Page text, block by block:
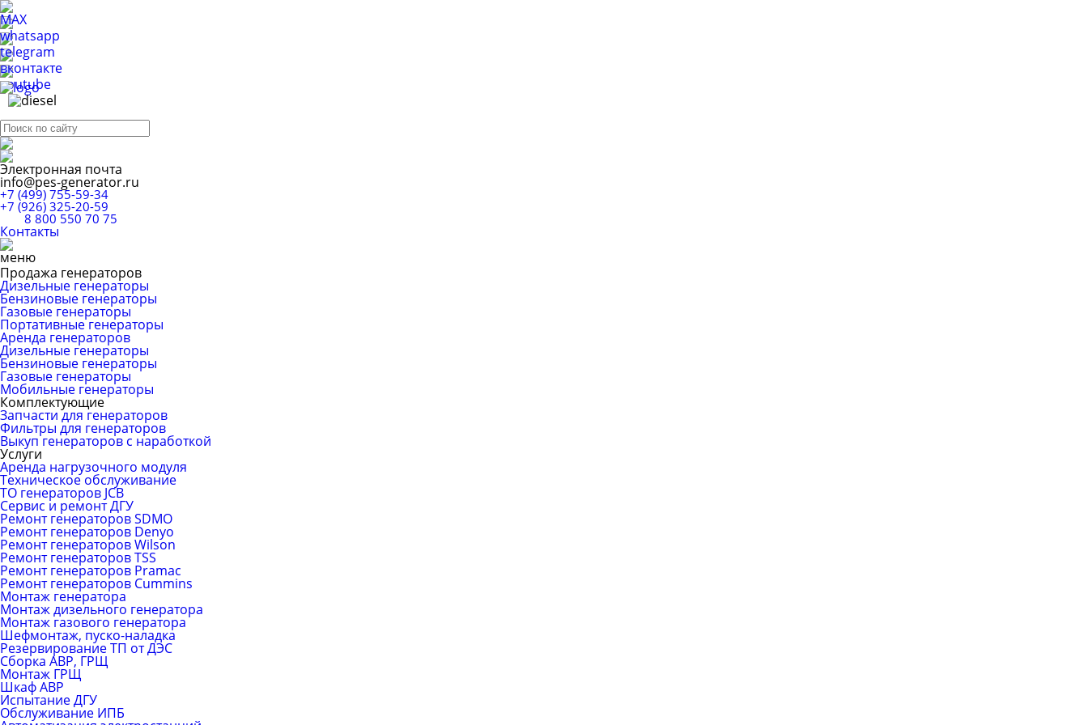
Электронная почта
info@pes-generator.ru
+7 (499) 755-59-34
+7 (926) 325-20-59
8 800 550 70 75
Контакты
Продажа генераторов
Дизельные генераторы
Бензиновые генераторы
Газовые генераторы
Портативные генераторы
Аренда генераторов
Дизельные генераторы
Бензиновые генераторы
Газовые генераторы
Мобильные генераторы
Комплектующие
Запчасти для генераторов
Фильтры для генераторов
Выкуп генераторов с наработкой
Услуги
Аренда нагрузочного модуля
Техническое обслуживание
ТО генераторов JCB
Сервис и ремонт ДГУ
Ремонт генераторов SDMO
Ремонт генераторов Denyo
Ремонт генераторов Wilson
Ремонт генераторов TSS
Ремонт генераторов Pramac
Ремонт генераторов Сummins
Монтаж генератора
Монтаж дизельного генератора
Монтаж газового генератора
Шефмонтаж, пуско-наладка
Резервирование ТП от ДЭС
Сборка АВР, ГРЩ
Монтаж ГРЩ
Шкаф АВР
Испытание ДГУ
Обслуживание ИПБ